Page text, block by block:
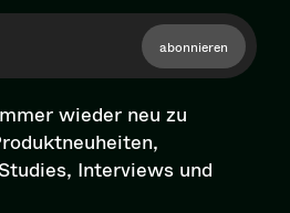
abonnieren
wieder neu zu
Interviews und